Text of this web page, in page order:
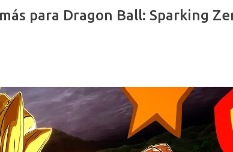
para Dragon Ball: Sparking